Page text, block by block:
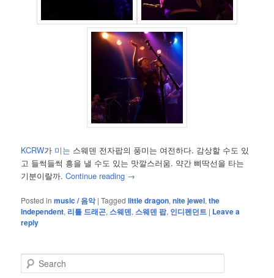
KCRW가 미는 스웨덴 전자팝의 풍미는 여전하다. 감상할 수도 있
고 들썩들썩 흥을 낼 수도 있는 맛깔스러움. 약간 삐딱선을 타는
기분이랄까.Continue reading →
Posted in music / 음악 |Tagged little dragon,nite jewel,the
Independent, 리틀 드래곤, 스웨덴, 스웨덴 팝, 인디펜던트 | Leave a
reply
e